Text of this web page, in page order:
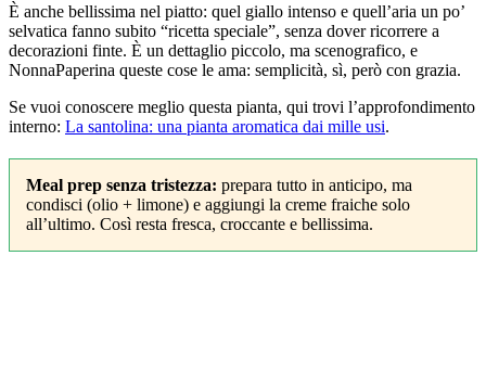
È anche bellissima nel piatto: quel giallo intenso e quell’aria un po’
selvatica fanno subito “ricetta speciale”, senza dover ricorrere a
decorazioni finte. È un dettaglio piccolo, ma scenografico, e
NonnaPaperina queste cose le ama: semplicità, sì, però con grazia.
Se vuoi conoscere meglio questa pianta, qui trovi l’approfondimento
interno: La santolina: una pianta aromatica dai mille usi.
Meal prep senza tristezza: prepara tutto in anticipo, ma
condisci (olio + limone) e aggiungi la creme fraiche solo
all’ultimo. Così resta fresca, croccante e bellissima.